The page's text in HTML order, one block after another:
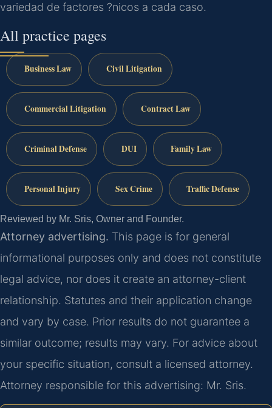
variedad de factores ?nicos a cada caso.
All practice pages
Business Law Civil Litigation
Commercial Litigation Contract Law
Criminal Defense DUI Family Law
Personal Injury Sex Crime Traffic Defense
Reviewed by Mr. Sris, Owner and Founder.
Attorney advertising. This page is for general
informational purposes only and does not constitute
legal advice, nor does it create an attorney-client
relationship. Statutes and their application change
and vary by case. Prior results do not guarantee a
similar outcome; results may vary. For advice about
your specific situation, consult a licensed attorney.
Attorney responsible for this advertising: Mr. Sris.